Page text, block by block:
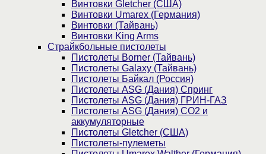
Винтовки Gletcher (США)
Винтовки Umarex (Германия)
Винтовки (Тайвань)
Винтовки King Arms
Страйкбольные пистолеты
Пистолеты Borner (Тайвань)
Пистолеты Galaxy (Тайвань)
Пистолеты Байкал (Россия)
Пистолеты ASG (Дания) Спринг
Пистолеты ASG (Дания) ГРИН-ГАЗ
Пистолеты ASG (Дания) CO2 и
аккумуляторные
Пистолеты Gletcher (США)
Пистолеты-пулеметы